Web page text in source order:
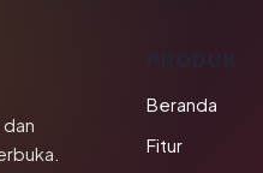
Beranda
Fitur